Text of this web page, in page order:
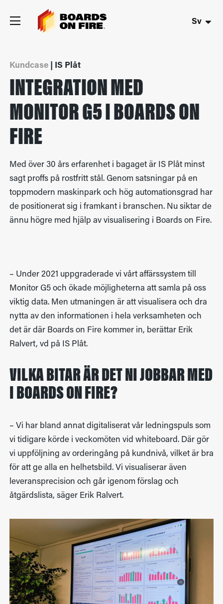
Sv
Kundcase | IS Plåt
INTEGRATION MED
MONITOR G5 I BOARDS ON
FIRE
Med över 30 års erfarenhet i bagaget är IS Plåt minst
sagt proffs på rostfritt stål. Genom satsningar på en
toppmodern maskinpark och hög automationsgrad har
de positionerat sig i framkant i branschen. Nu siktar de
ännu högre med hjälp av visualisering i Boards on Fire.
– Under 2021 uppgraderade vi vårt affärssystem till
Monitor G5 och ökade möjligheterna att samla på oss
viktig data. Men utmaningen är att visualisera och dra
nytta av den informationen i hela verksamheten och
det är där Boards on Fire kommer in, berättar Erik
Ralvert, vd på IS Plåt.
VILKA BITAR ÄR DET NI JOBBAR MED
I BOARDS ON FIRE?
– Vi har bland annat digitaliserat vår ledningspuls som
vi tidigare körde i veckomöten vid whiteboard. Där gör
vi uppföljning av orderingång på kundnivå, vilket är bra
för att ge alla en helhetsbild. Vi visualiserar även
leveransprecision och går igenom förslag och
åtgärdslista, säger Erik Ralvert.